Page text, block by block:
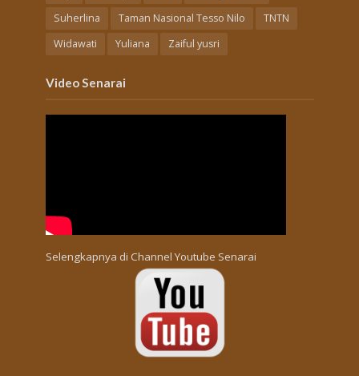
Suherlina
Taman Nasional Tesso Nilo
TNTN
Widawati
Yuliana Zaiful yusri
Video Senarai
Selengkapnya di Channel Youtube Senarai